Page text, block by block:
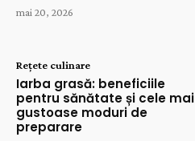
mai 20, 2026
Rețete culinare
Iarba grasă: beneficiile
pentru sănătate și cele mai
gustoase moduri de
preparare